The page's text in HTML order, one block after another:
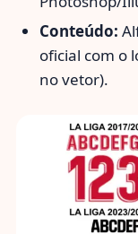
Conteúdo:
oficial com o
no vetor).